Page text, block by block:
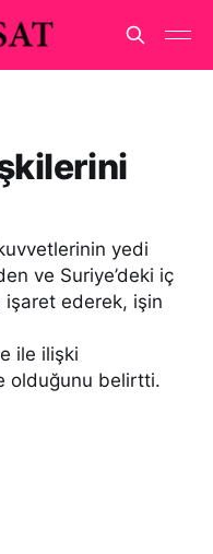
yedi
ve Suriye’deki iç
ederek, işin
ile ilişki
olduğunu belirtti.